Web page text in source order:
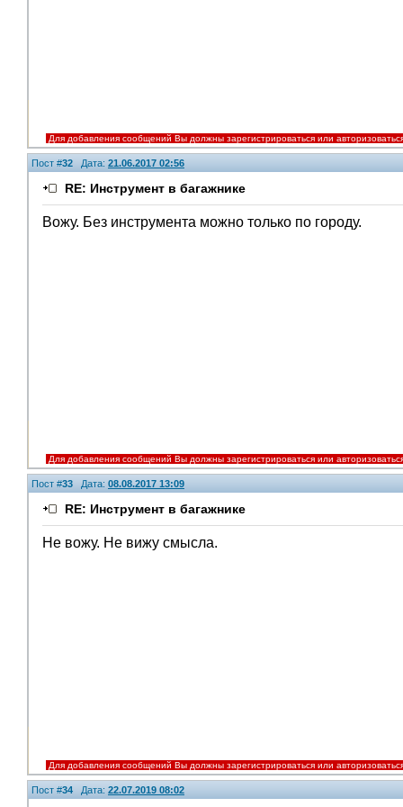
Для добавления сообщений Вы должны зарегистрироваться или
Пост #32 Дата: 21.06.2017 02:56
RE: Инструмент в багажнике
Вожу. Без инструмента можно только по городу.
Для добавления сообщений Вы должны зарегистрироваться или
Пост #33 Дата: 08.08.2017 13:09
RE: Инструмент в багажнике
Не вожу. Не вижу смысла.
Для добавления сообщений Вы должны зарегистрироваться или
Пост #34Дата: 22.07.2019 08:02